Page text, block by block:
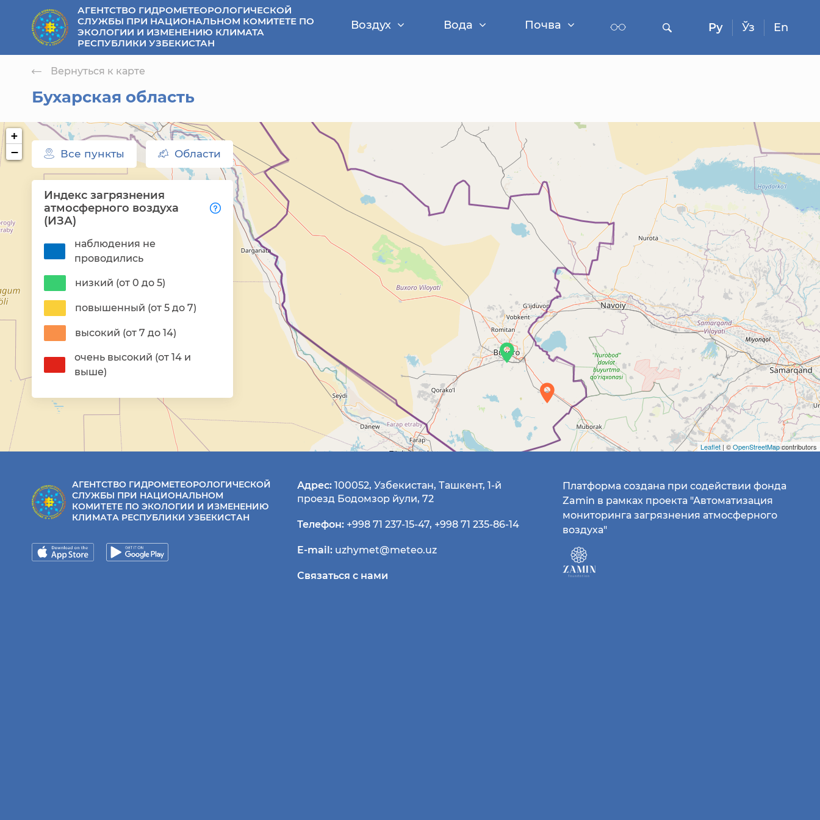
menu
АГЕНТСТВО ГИДРОМЕТЕОРОЛОГИЧЕСКОЙ
СЛУЖБЫ ПРИ НАЦИОНАЛЬНОМ КОМИТЕТЕ ПО
ЭКОЛОГИИ И ИЗМЕНЕНИЮ КЛИМАТА
РЕСПУБЛИКИ УЗБЕКИСТАН
Воздух Вода Почва Ру Ўз En
Вернуться к карте
Бухарская область
+
−
Leaflet | ©OpenStreetMapcontributors
Все пункты Области
Индекс загрязнения
атмосферного воздуха
(ИЗА)
наблюдения не
проводились
низкий (от 0 до 5)
повышенный (от 5 до 7)
высокий (от 7 до 14)
очень высокий (от 14 и
выше)
АГЕНТСТВО ГИДРОМЕТЕОРОЛОГИЧЕСКОЙ
СЛУЖБЫ ПРИ НАЦИОНАЛЬНОМ
КОМИТЕТЕ ПО ЭКОЛОГИИ И ИЗМЕНЕНИЮ
КЛИМАТА РЕСПУБЛИКИ УЗБЕКИСТАН
Адрес: 100052, Узбекистан, Ташкент, 1-й
проезд Бодомзор йули, 72
Телефон: +998 71 237-15-47, +998 71 235-86-14
E-mail: uzhymet@meteo.uz
Связаться с нами
Платформа создана при содействии фонда
Zamin в рамках проекта "Автоматизация
мониторинга загрязнения атмосферного
воздуха"